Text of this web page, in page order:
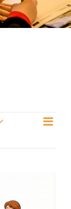
Lista